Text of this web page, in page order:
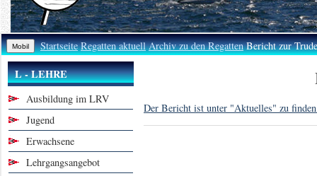
Startseite Regatten aktuell Archiv zu den RegattenBericht zur
L - LEHRE
Ausbildung im LRV
Jugend
Erwachsene
Lehrgangsangebot
Der Bericht ist unter "Aktuelles" zu